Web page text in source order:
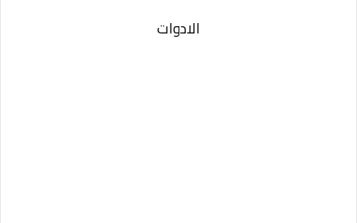
الادوات